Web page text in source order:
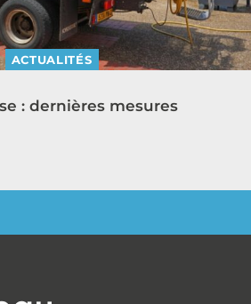
ACTUALITÉS
: dernières mesures